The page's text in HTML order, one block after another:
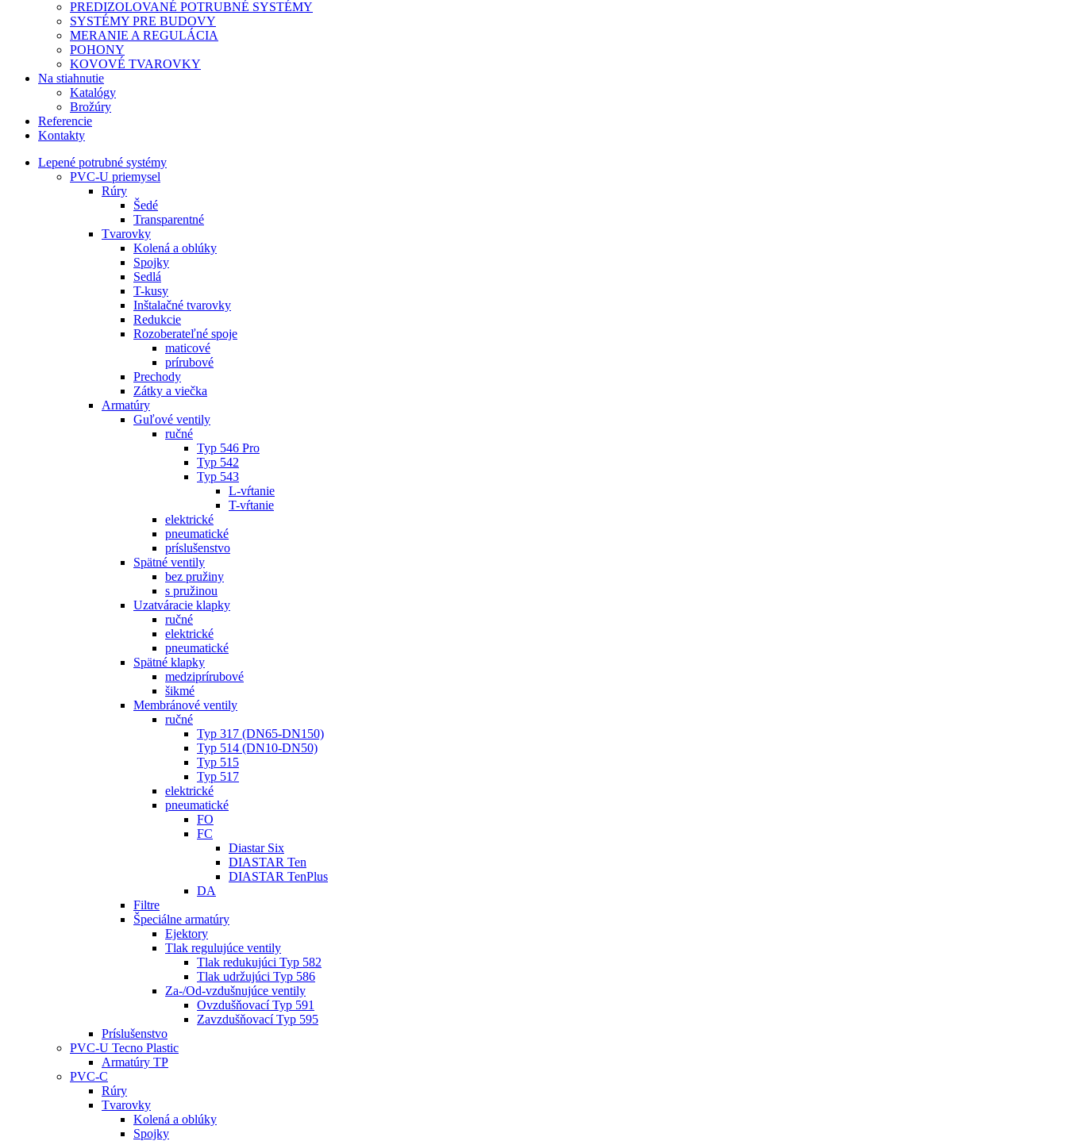
PREDIZOLOVANÉ POTRUBNÉ SYSTÉMY
SYSTÉMY PRE BUDOVY
MERANIE A REGULÁCIA
POHONY
KOVOVÉ TVAROVKY
Na stiahnutie
Katalógy
Brožúry
Referencie
Kontakty
Lepené potrubné systémy
PVC-U priemysel
Rúry
Šedé
Transparentné
Tvarovky
Kolená a oblúky
Spojky
Sedlá
T-kusy
Inštalačné tvarovky
Redukcie
Rozoberateľné spoje
maticové
prírubové
Prechody
Zátky a viečka
Armatúry
Guľové ventily
ručné
Typ 546 Pro
Typ 542
Typ 543
L-vŕtanie
T-vŕtanie
elektrické
pneumatické
príslušenstvo
Spätné ventily
bez pružiny
s pružinou
Uzatváracie klapky
ručné
elektrické
pneumatické
Spätné klapky
medziprírubové
šikmé
Membránové ventily
ručné
Typ 317 (DN65-DN150)
Typ 514 (DN10-DN50)
Typ 515
Typ 517
elektrické
pneumatické
FO
FC
Diastar Six
DIASTAR Ten
DIASTAR TenPlus
DA
Filtre
Špeciálne armatúry
Ejektory
Tlak regulujúce ventily
Tlak redukujúci Typ 582
Tlak udržujúci Typ 586
Za-/Od-vzdušnujúce ventily
Ovzdušňovací Typ 591
Zavzdušňovací Typ 595
Príslušenstvo
PVC-U Tecno Plastic
Armatúry TP
PVC-C
Rúry
Tvarovky
Kolená a oblúky
Spojky